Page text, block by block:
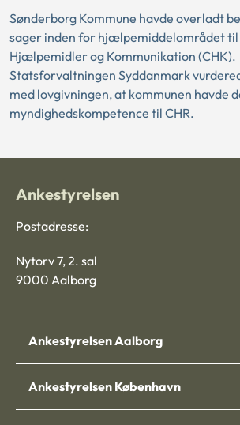
Sønderborg Kommune havde overladt
sager inden for hjælpemiddelområdet
Hjælpemidler og Kommunikation (CHK).
Statsforvaltningen Syddanmark
med lovgivningen, at kommunen havde
myndighedskompetence til CHR.
Ankestyrelsen
Postadresse:
Nytorv 7, 2. sal
9000 Aalborg
Ankestyrelsen Aalborg
Ankestyrelsen København